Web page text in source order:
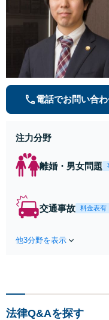
電話でお問い合
注力分野
離婚・男女問題
交通事故 料金表有
他3分野を表示
法律Q&Aを探す